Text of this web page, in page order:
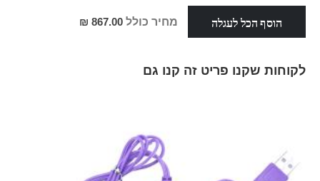
מבצע
הוסף הכל לעגלה מחיר כולל 867.00 ₪
לקוחות שקנו פריט זה קנו גם